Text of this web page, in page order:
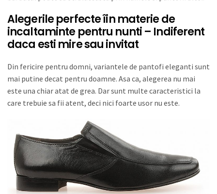
Alegerile perfecte îin materie de
incaltaminte pentru nunti – Indiferent
daca esti mire sau invitat
Din fericire pentru domni, variantele de pantofi eleganti sunt
mai putine decat pentru doamne. Asa ca, alegerea nu mai
este una chiar atat de grea. Dar sunt multe caracteristici la
care trebuie sa fii atent, deci nici foarte usor nu este.